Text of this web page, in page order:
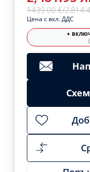
1439.00 €/
Цена с вкл. ДДС
+